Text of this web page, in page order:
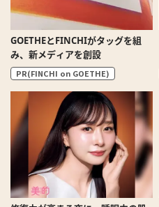
GOETHEとFINCHIがタッグを組
み、新メディアを創設
PR(FINCHI on GOETHE)